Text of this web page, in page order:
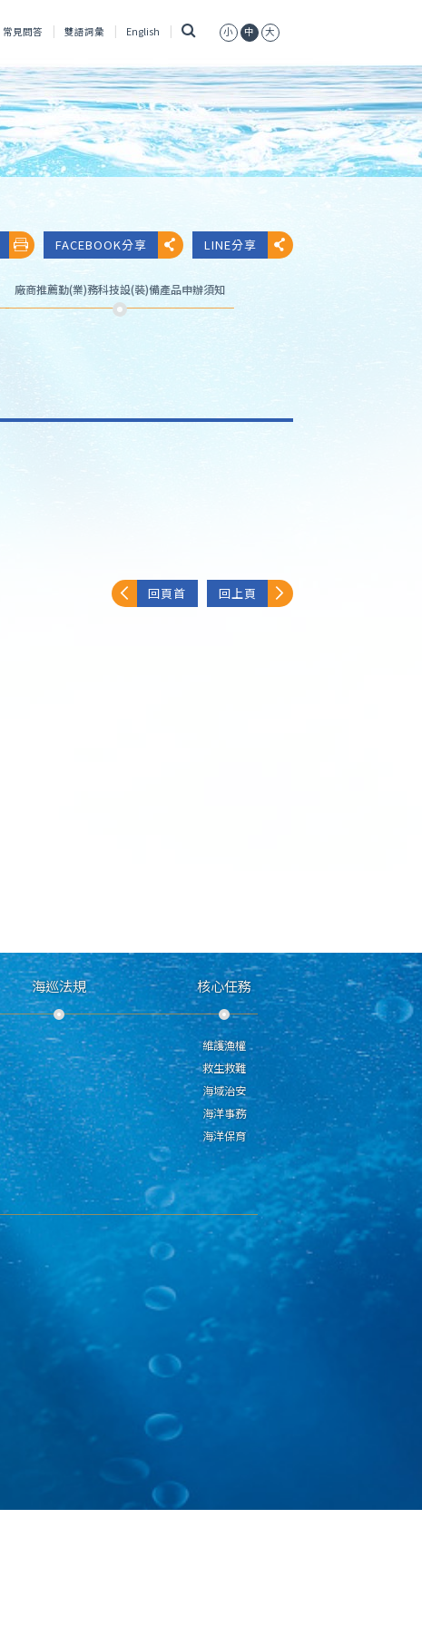
常見問答 雙語詞彙 English 小 中 大
FACEBOOK分享 LINE分享
廠商推薦勤(業)務科技設(裝)備產品申辦須知
回頁首 回上頁
海巡法規 核心任務
維護漁權
救生救難
海域治安
海洋事務
海洋保育